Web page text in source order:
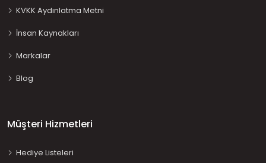
KVKK Aydınlatma Metni
İnsan Kaynakları
Markalar
Blog
Müşteri Hizmetleri
Hediye Listeleri